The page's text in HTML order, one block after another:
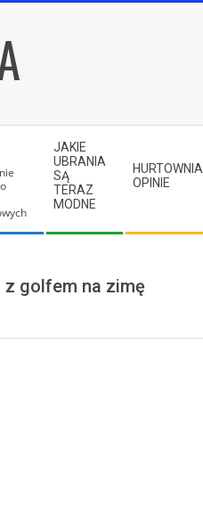
JAKIE
UBRANIA
SĄ
TERAZ
MODNE
HURTOWNIA
OPINIE
z golfem na zimę